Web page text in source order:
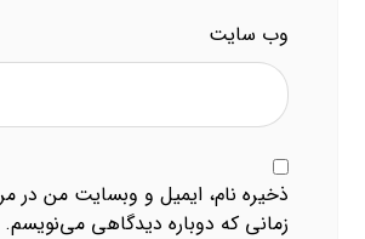
وب‌ سایت
ذخیره نام، ایمیل و وبسایت من در
زمانی که دوباره دیدگاهی می‌نویسم.